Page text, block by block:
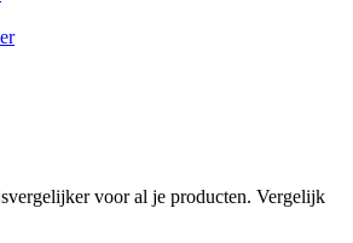
voor al je producten. Vergelijk